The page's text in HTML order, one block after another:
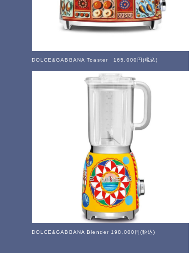
DOLCE&GABBANA Toaster 165,000円(税込)
DOLCE&GABBANA Blender 198,000円(税込)